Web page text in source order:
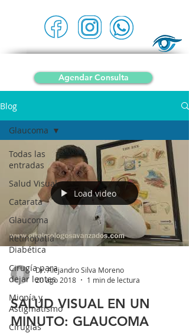
Dr. Alejandro Silva, Oftalmólogo
Agendar Consulta
Blog
Todas las
entradas
Salud Visual
Catarata
Glaucoma
Retinopatía
Diabética
Cirugía para
dejar lentes
Miopía y
Astigmatismo
Cirugías
Glaucoma
Load video
Dr. Alejandro Silva Moreno
20 ago 2018
1 min de lectura
SALUD VISUAL EN UN
MINUTO: GLAUCOMA